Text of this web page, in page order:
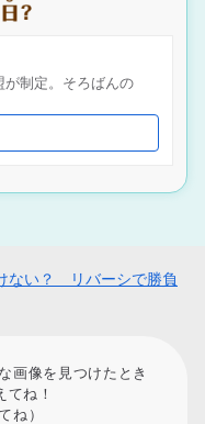
が制定。そろばんの
ない？ リバーシで勝負
画像を見つけたとき
てね！
ね）